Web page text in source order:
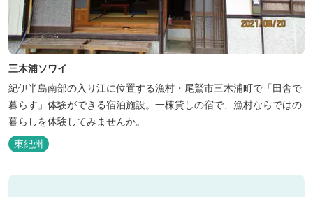
三木浦ソワイ
紀伊半島南部の入り江に位置する漁村・尾鷲市三木浦町で「田舎で
暮らす」体験ができる宿泊施設。一棟貸しの宿で、漁村ならではの
暮らしを体験してみませんか。
東紀州